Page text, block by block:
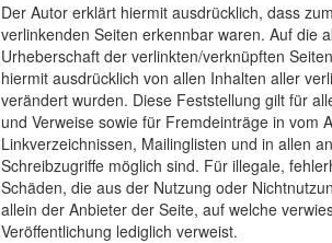
Der Autor erklärt hiermit ausdrücklich, dass
verlinkenden Seiten erkennbar waren. Auf die
Urheberschaft der verlinkten/verknüpften
hiermit ausdrücklich von allen Inhalten aller
verändert wurden. Diese Feststellung gilt für
und Verweise sowie für Fremdeinträge in vom
Linkverzeichnissen, Mailinglisten und in allen
Schreibzugriffe möglich sind. Für illegale,
Schäden, die aus der Nutzung oder
allein der Anbieter der Seite, auf welche
Veröffentlichung lediglich verweist.